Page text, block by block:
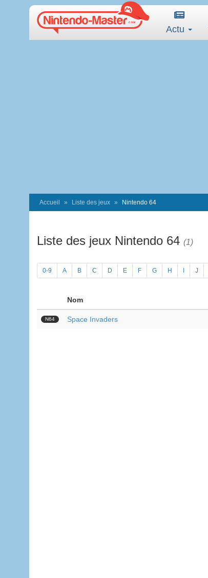
Actu
Accueil Liste des jeux Nintendo 64
Liste des jeux Nintendo 64 (1)
0-9 A B C D E F G H J
Nom
N64 Space Invaders